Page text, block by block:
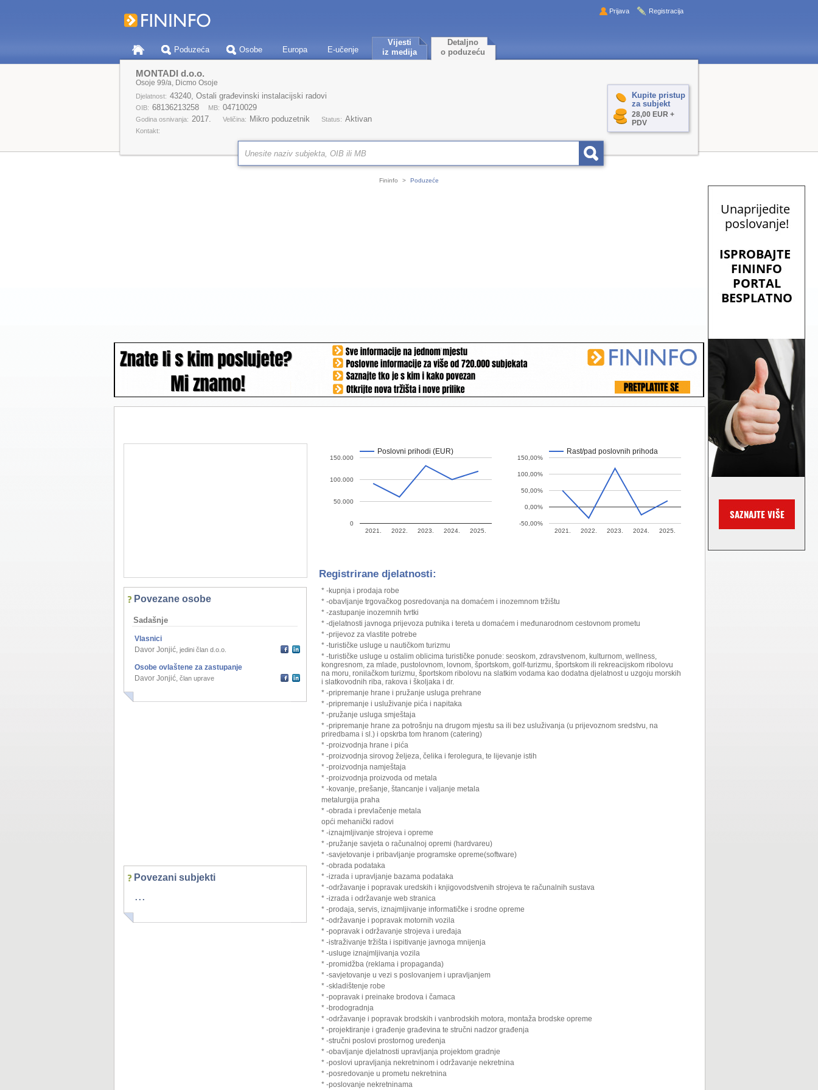
Poduzeća Osobe Europa E-učenje
Vijesti
iz medija
Detaljno
o poduzeću
Prijava Registracija
Kupite pristup
za subjekt
28,00 EUR +
PDV
MONTADI d.o.o.
Osoje 99/a, Dicmo Osoje
Djelatnost: 43240, Ostali građevinski instalacijski radovi
OIB: 68136213258 MB: 04710029
Godina osnivanja: 2017. Veličina: Mikro poduzetnik Status: Aktivan
Kontakt:
Fininfo > Poduzeće
Povezane osobe
Sadašnje
Vlasnici
Davor Jonjić, jedini član d.o.o.
Osobe ovlaštene za zastupanje
Davor Jonjić, član uprave
Povezani subjekti
...
Poslovni prihodi (EUR)
2021. 2022. 2023. 2024. 2025.
0
50.000
100.000
150.000
Rast/pad poslovnih prihoda
2021. 2022. 2023. 2024. 2025.
-50,00%
0,00%
50,00%
100,00%
150,00%
Registrirane djelatnosti:
* -kupnja i prodaja robe
* -obavljanje trgovačkog posredovanja na domaćem i inozemnom tržištu
* -zastupanje inozemnih tvrtki
* -djelatnosti javnoga prijevoza putnika i tereta u domaćem i međunarodnom cestovnom prometu
* -prijevoz za vlastite potrebe
* -turističke usluge u nautičkom turizmu
* -turističke usluge u ostalim oblicima turističke ponude: seoskom, zdravstvenom, kulturnom, wellness,
kongresnom, za mlade, pustolovnom, lovnom, športskom, golf-turizmu, športskom ili rekreacijskom ribolovu
na moru, ronilačkom turizmu, športskom ribolovu na slatkim vodama kao dodatna djelatnost u uzgoju morskih
i slatkovodnih riba, rakova i školjaka i dr.
* -pripremanje hrane i pružanje usluga prehrane
* -pripremanje i usluživanje pića i napitaka
* -pružanje usluga smještaja
* -pripremanje hrane za potrošnju na drugom mjestu sa ili bez usluživanja (u prijevoznom sredstvu, na
priredbama i sl.) i opskrba tom hranom (catering)
* -proizvodnja hrane i pića
* -proizvodnja sirovog željeza, čelika i ferolegura, te lijevanje istih
* -proizvodnja namještaja
* -proizvodnja proizvoda od metala
* -kovanje, prešanje, štancanje i valjanje metala
metalurgija praha
* -obrada i prevlačenje metala
opći mehanički radovi
* -iznajmljivanje strojeva i opreme
* -pružanje savjeta o računalnoj opremi (hardvareu)
* -savjetovanje i pribavljanje programske opreme(software)
* -obrada podataka
* -izrada i upravljanje bazama podataka
* -održavanje i popravak uredskih i knjigovodstvenih strojeva te računalnih sustava
* -izrada i održavanje web stranica
* -prodaja, servis, iznajmljivanje informatičke i srodne opreme
* -održavanje i popravak motornih vozila
* -popravak i održavanje strojeva i uređaja
* -istraživanje tržišta i ispitivanje javnoga mnijenja
* -usluge iznajmljivanja vozila
* -promidžba (reklama i propaganda)
* -savjetovanje u vezi s poslovanjem i upravljanjem
* -skladištenje robe
* -popravak i preinake brodova i čamaca
* -brodogradnja
* -održavanje i popravak brodskih i vanbrodskih motora, montaža brodske opreme
* -projektiranje i građenje građevina te stručni nadzor građenja
* -stručni poslovi prostornog uređenja
* -obavljanje djelatnosti upravljanja projektom gradnje
* -poslovi upravljanja nekretninom i održavanje nekretnina
* -posredovanje u prometu nekretnina
* -poslovanje nekretninama